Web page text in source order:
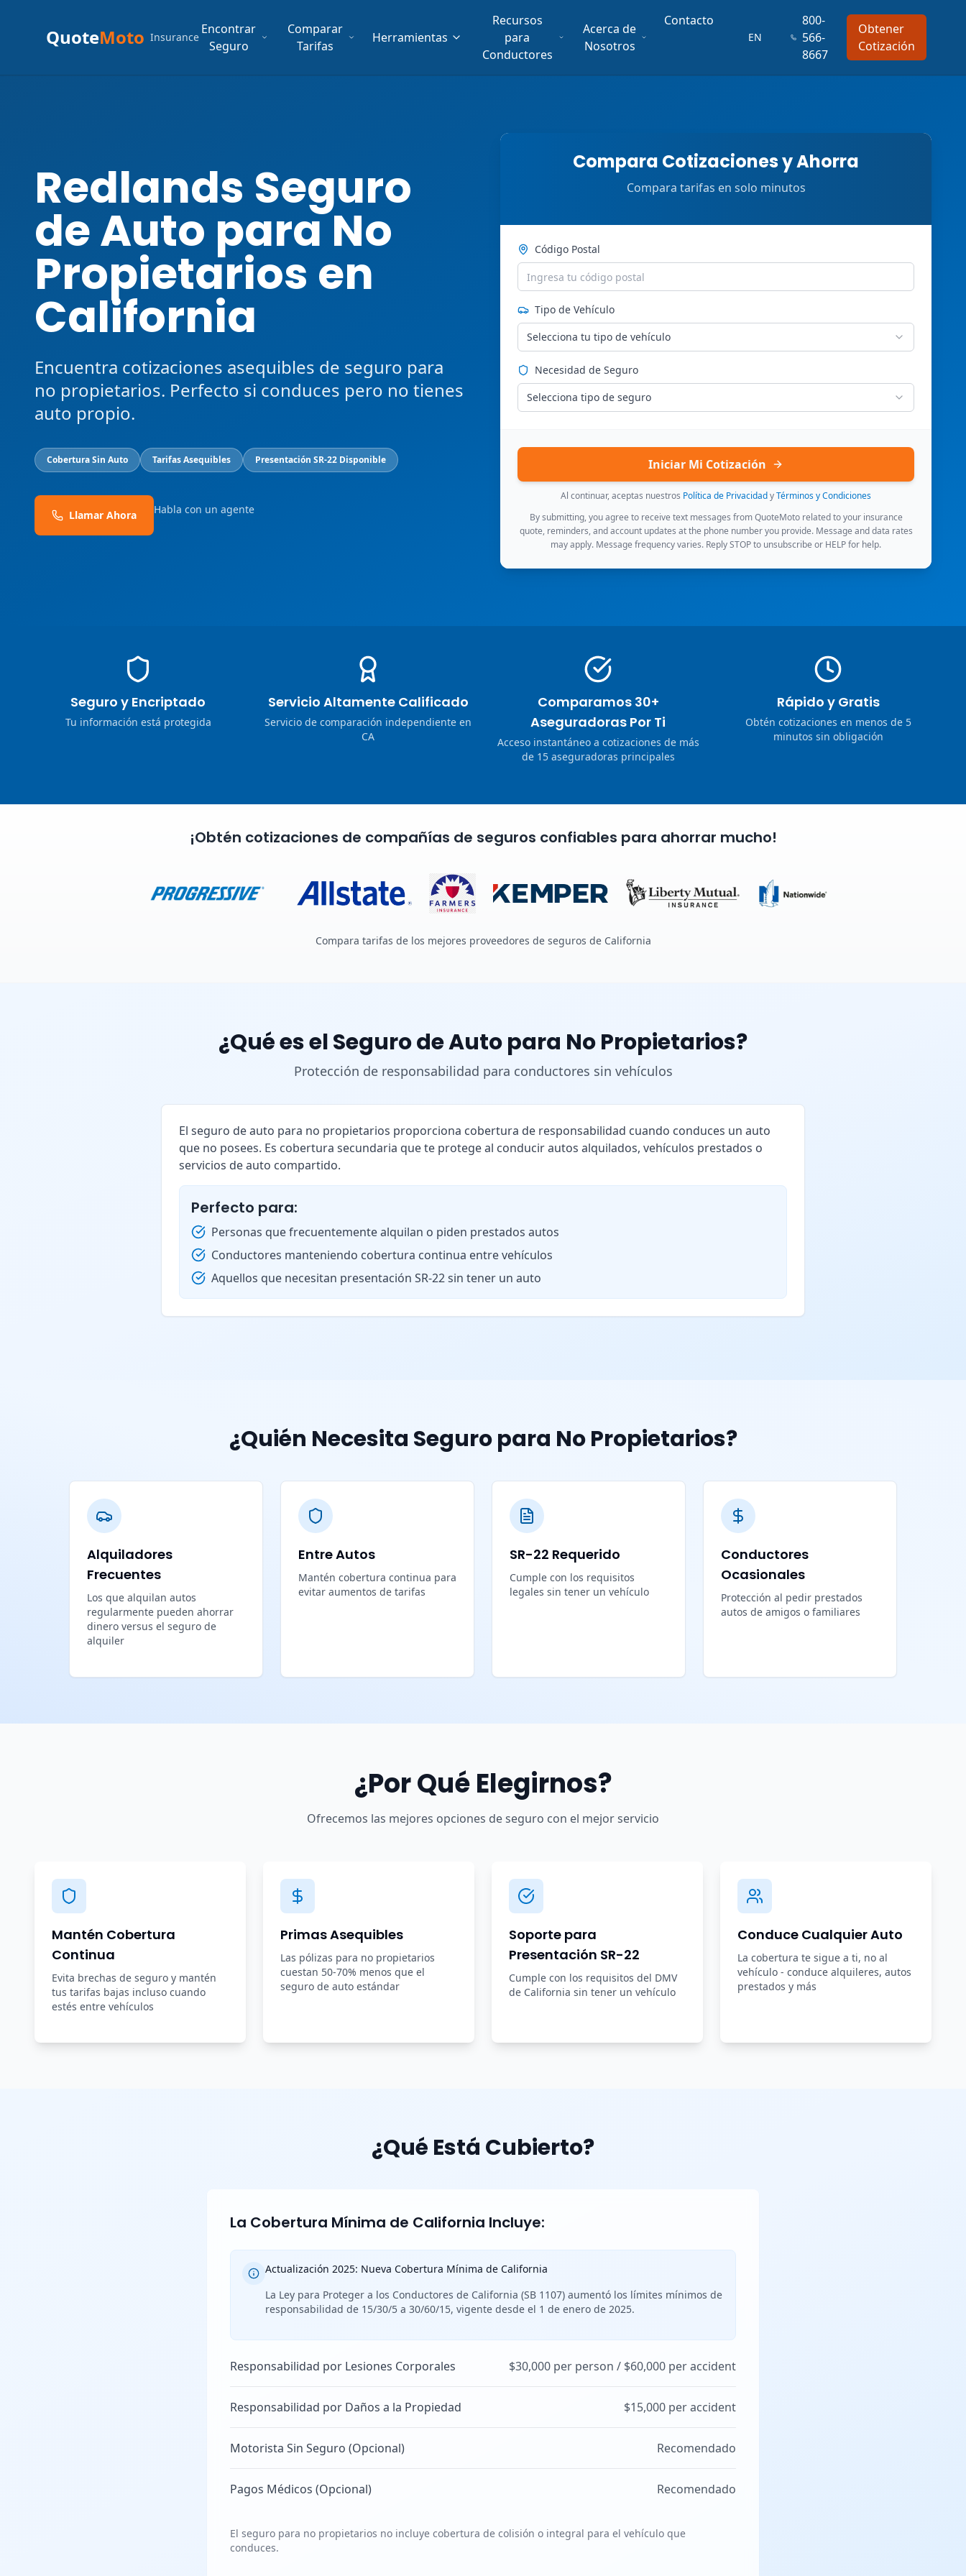
QuoteMoto Insurance
Encontrar
Seguro
Comparar
Tarifas
Herramientas
Recursos
para
Conductores
Acerca de
Nosotros
Contacto
EN
800-
566-
8667
Obtener
Cotización
Redlands Seguro
de Auto para No
Propietarios en
California
Encuentra cotizaciones asequibles de seguro para
no propietarios. Perfecto si conduces pero no tienes
auto propio.
Cobertura Sin Auto Tarifas Asequibles Presentación SR-22 Disponible
Llamar Ahora Habla con un agente
Compara Cotizaciones y Ahorra
Compara tarifas en solo minutos
Código Postal
Tipo de Vehículo
Selecciona tu tipo de vehículo
Necesidad de Seguro
Selecciona tipo de seguro
Iniciar Mi Cotización
Al continuar, aceptas nuestros Política de PrivacidadyTérminos y Condiciones
By submitting, you agree to receive text messages from QuoteMoto related to your insurance
quote, reminders, and account updates at the phone number you provide. Message and data rates
may apply. Message frequency varies. Reply STOP to unsubscribe or HELP for help.
Seguro y Encriptado
Tu información está protegida
Servicio Altamente Calificado
Servicio de comparación independiente en
CA
Comparamos 30+
Aseguradoras Por Ti
Acceso instantáneo a cotizaciones de más
de 15 aseguradoras principales
Rápido y Gratis
Obtén cotizaciones en menos de 5
minutos sin obligación
¡Obtén cotizaciones de compañías de seguros confiables para ahorrar mucho!
Compara tarifas de los mejores proveedores de seguros de California
¿Qué es el Seguro de Auto para No Propietarios?
Protección de responsabilidad para conductores sin vehículos
El seguro de auto para no propietarios proporciona cobertura de responsabilidad cuando conduces un auto
que no posees. Es cobertura secundaria que te protege al conducir autos alquilados, vehículos prestados o
servicios de auto compartido.
Perfecto para:
Personas que frecuentemente alquilan o piden prestados autos
Conductores manteniendo cobertura continua entre vehículos
Aquellos que necesitan presentación SR-22 sin tener un auto
¿Quién Necesita Seguro para No Propietarios?
Alquiladores
Frecuentes
Los que alquilan autos
regularmente pueden ahorrar
dinero versus el seguro de
alquiler
Entre Autos
Mantén cobertura continua para
evitar aumentos de tarifas
SR-22 Requerido
Cumple con los requisitos
legales sin tener un vehículo
Conductores
Ocasionales
Protección al pedir prestados
autos de amigos o familiares
¿Por Qué Elegirnos?
Ofrecemos las mejores opciones de seguro con el mejor servicio
Mantén Cobertura
Continua
Evita brechas de seguro y mantén
tus tarifas bajas incluso cuando
estés entre vehículos
Primas Asequibles
Las pólizas para no propietarios
cuestan 50-70% menos que el
seguro de auto estándar
Soporte para
Presentación SR-22
Cumple con los requisitos del DMV
de California sin tener un vehículo
Conduce Cualquier Auto
La cobertura te sigue a ti, no al
vehículo - conduce alquileres, autos
prestados y más
¿Qué Está Cubierto?
La Cobertura Mínima de California Incluye:
Actualización 2025: Nueva Cobertura Mínima de California
La Ley para Proteger a los Conductores de California (SB 1107) aumentó los límites mínimos de
responsabilidad de 15/30/5 a 30/60/15, vigente desde el 1 de enero de 2025.
Responsabilidad por Lesiones Corporales $30,000 per person / $60,000 per accident
Responsabilidad por Daños a la Propiedad $15,000 per accident
Motorista Sin Seguro (Opcional) Recomendado
Pagos Médicos (Opcional) Recomendado
El seguro para no propietarios no incluye cobertura de colisión o integral para el vehículo que
conduces.